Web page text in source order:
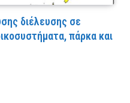
διέλευσης σε
πάρκα και